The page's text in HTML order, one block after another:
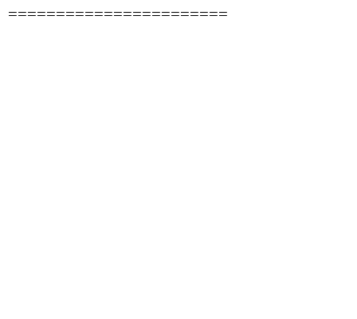
=======================